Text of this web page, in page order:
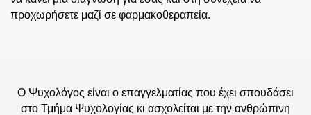
προχωρήσετε μαζί σε φαρμακοθεραπεία.
Ο Ψυχολόγος είναι ο επαγγελματίας που έχει σπουδάσει
στο Τμήμα Ψυχολογίας κι ασχολείται με την ανθρώπινη